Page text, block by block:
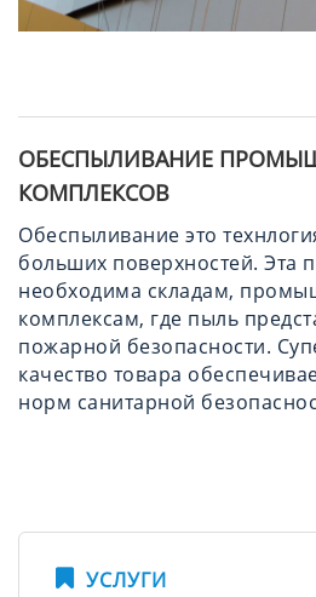
ОБЕСПЫЛИВАНИЕ
КОМПЛЕКСОВ
Обеспыливание это
больших поверхностей. Эта
необходима складам,
комплексам, где пыль
пожарной безопасности.
качество товара
норм санитарной
УСЛУГИ